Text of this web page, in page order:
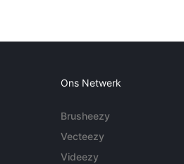
Ons Netwerk
Brusheezy
Vecteezy
Videezy